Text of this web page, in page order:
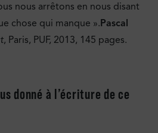
nous arrêtons en nous disant
chose qui manque ».Pascal
, Paris, PUF, 2013, 145 pages.
donné à l’écriture de ce